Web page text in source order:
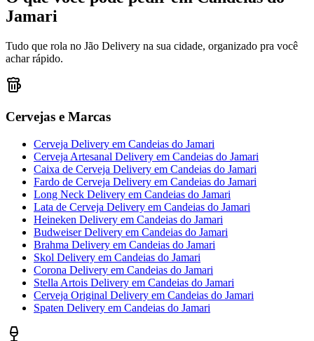
Jamari
Tudo que rola no Jão Delivery na sua cidade, organizado pra você
achar rápido.
Cervejas e Marcas
Cerveja Delivery em Candeias do Jamari
Cerveja Artesanal Delivery em Candeias do Jamari
Caixa de Cerveja Delivery em Candeias do Jamari
Fardo de Cerveja Delivery em Candeias do Jamari
Long Neck Delivery em Candeias do Jamari
Lata de Cerveja Delivery em Candeias do Jamari
Heineken Delivery em Candeias do Jamari
Budweiser Delivery em Candeias do Jamari
Brahma Delivery em Candeias do Jamari
Skol Delivery em Candeias do Jamari
Corona Delivery em Candeias do Jamari
Stella Artois Delivery em Candeias do Jamari
Cerveja Original Delivery em Candeias do Jamari
Spaten Delivery em Candeias do Jamari